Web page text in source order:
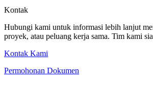
Kontak
Hubungi kami untuk informasi lebih lanjut
proyek, atau peluang kerja sama. Tim kami
Kontak Kami
Permohonan Dokumen